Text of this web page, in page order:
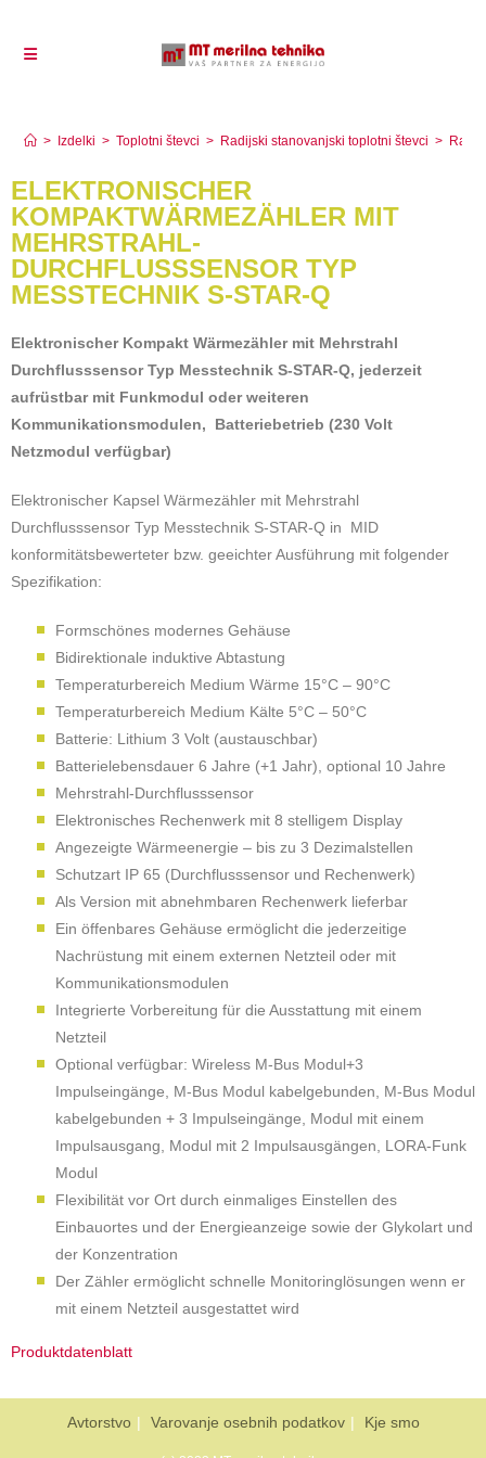
> Izdelki > Toplotni števci > Radijski stanovanjski toplotni števci >
ELEKTRONISCHER
KOMPAKTWÄRMEZÄHLER MIT
MEHRSTRAHL-
DURCHFLUSSSENSOR TYP
MESSTECHNIK S-STAR-Q
Elektronischer Kompakt Wärmezähler mit Mehrstrahl
Durchflusssensor Typ Messtechnik S-STAR-Q, jederzeit
aufrüstbar mit Funkmodul oder weiteren
Kommunikationsmodulen,
Batteriebetrieb (230 Volt
Netzmodul verfügbar)
Elektronischer Kapsel Wärmezähler mit Mehrstrahl
Durchflusssensor Typ Messtechnik S-STAR-Q in
MID
konformitätsbewerteter bzw. geeichter Ausführung mit folgender
Spezifikation:
Formschönes modernes Gehäuse
Bidirektionale induktive Abtastung
Temperaturbereich Medium Wärme 15°C – 90°C
Temperaturbereich Medium Kälte 5°C – 50°C
Batterie: Lithium 3 Volt (austauschbar)
Batterielebensdauer 6 Jahre (+1 Jahr), optional 10 Jahre
Mehrstrahl-Durchflusssensor
Elektronisches Rechenwerk mit 8 stelligem Display
Angezeigte Wärmeenergie – bis zu 3 Dezimalstellen
Schutzart IP 65 (Durchflusssensor und Rechenwerk)
Als Version mit abnehmbaren Rechenwerk lieferbar
Ein öffenbares Gehäuse ermöglicht die jederzeitige
Nachrüstung mit einem externen Netzteil oder mit
Kommunikationsmodulen
Integrierte Vorbereitung für die Ausstattung mit einem
Netzteil
Optional verfügbar: Wireless M-Bus Modul+3
Impulseingänge, M-Bus Modul kabelgebunden, M-Bus Modul
kabelgebunden + 3 Impulseingänge, Modul mit einem
Impulsausgang, Modul mit 2 Impulsausgängen, LORA-Funk
Modul
Flexibilität vor Ort durch einmaliges Einstellen des
Einbauortes und der Energieanzeige sowie der Glykolart und
der Konzentration
Der Zähler ermöglicht schnelle Monitoringlösungen wenn er
mit einem Netzteil ausgestattet wird
Produktdatenblatt
Avtorstvo Varovanje osebnih podatkov Kje smo